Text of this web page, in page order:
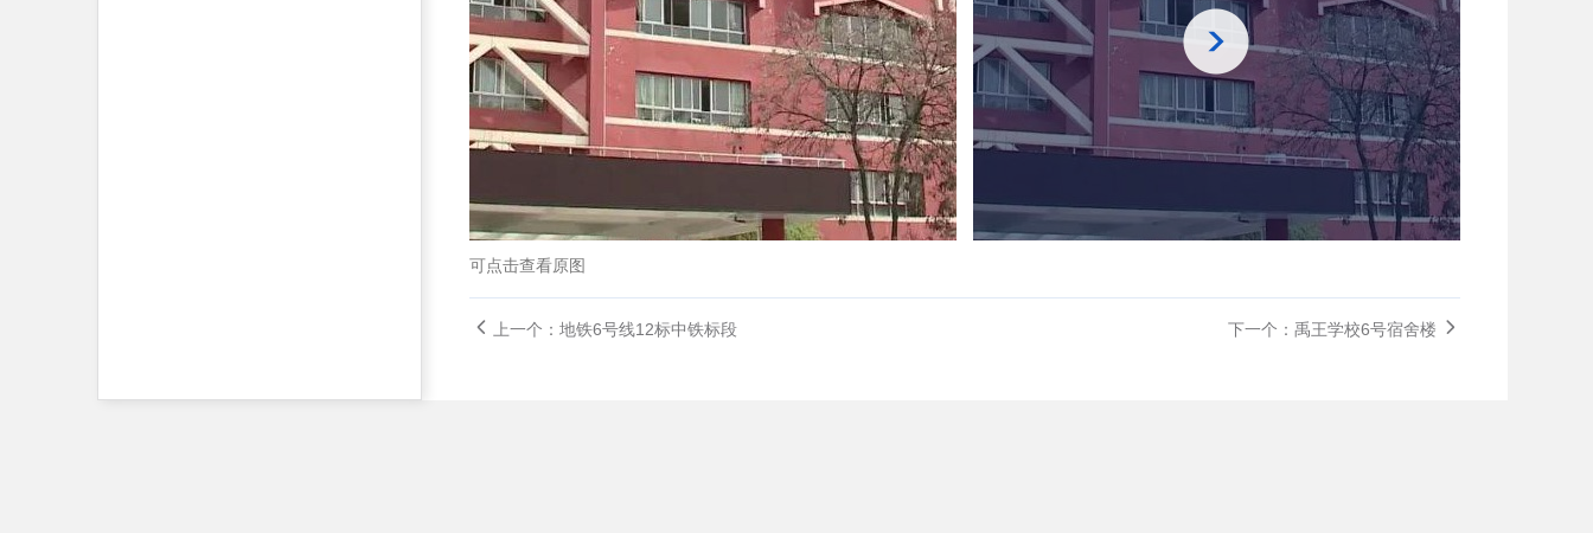
可点击查看原图
上一个：地铁6号线12标中铁标段 下一个：禹王学校6号宿舍楼